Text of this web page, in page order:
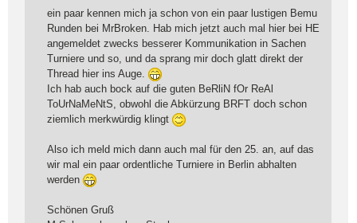
ein paar kennen mich ja schon von ein paar lustigen Bemu
Runden bei MrBroken. Hab mich jetzt auch mal hier bei HE
angemeldet zwecks besserer Kommunikation in Sachen
Turniere und so, und da sprang mir doch glatt direkt der
Thread hier ins Auge.
Ich hab auch bock auf die guten BeRliN fOr ReAl
ToUrNaMeNtS, obwohl die Abkürzung BRFT doch schon
ziemlich merkwürdig klingt
Also ich meld mich dann auch mal für den 25. an, auf das
wir mal ein paar ordentliche Turniere in Berlin abhalten
werden
Schönen Gruß